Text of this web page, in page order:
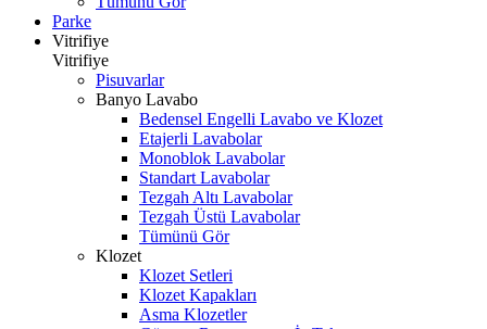
Parke
Vitrifiye
Vitrifiye
Pisuvarlar
Banyo Lavabo
Bedensel Engelli Lavabo ve Klozet
Etajerli Lavabolar
Monoblok Lavabolar
Standart Lavabolar
Tezgah Altı Lavabolar
Tezgah Üstü Lavabolar
Tümünü Gör
Klozet
Klozet Setleri
Klozet Kapakları
Asma Klozetler